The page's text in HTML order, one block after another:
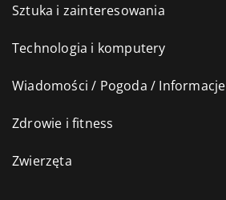
Sztuka i zainteresowania
Technologia i komputery
Wiadomości / Pogoda / Informacje
Zdrowie i fitness
Zwierzęta